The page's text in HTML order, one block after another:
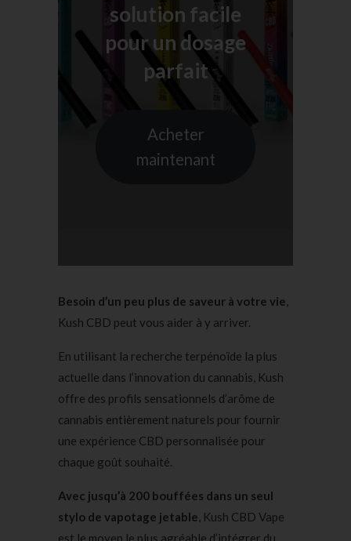
solution facile
pour un dosage
parfait
Acheter
maintenant
Besoin d’un peu plus de saveur à votre vie,
Kush CBD peut vous aider à y arriver.
En utilisant la recherche terpénoïde la plus
actuelle dans l’innovation du cannabis, Kush
offre des profils sensationnels d’arôme de
cannabis entièrement naturels pour fournir
une expérience CBD personnalisée pour
chaque goût souhaité.
Avec jusqu’à 200 bouffées dans un seul
stylo de vapotage jetable, Kush CBD Vape
est le moyen le plus agréable d’intégrer du